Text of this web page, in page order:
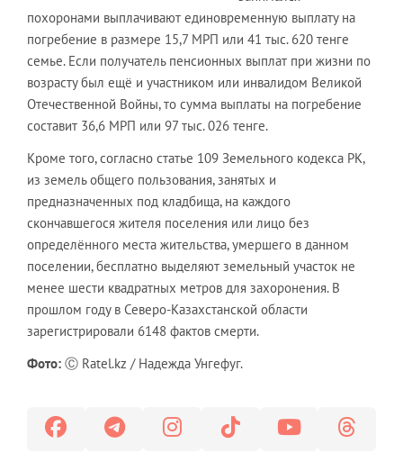
похоронами выплачивают единовременную выплату на
погребение в размере 15,7 МРП или 41 тыс. 620 тенге
семье. Если получатель пенсионных выплат при жизни по
возрасту был ещё и участником или инвалидом Великой
Отечественной Войны, то сумма выплаты на погребение
составит 36,6 МРП или 97 тыс. 026 тенге.
Кроме того, согласно статье 109 Земельного кодекса РК,
из земель общего пользования, занятых и
предназначенных под кладбища, на каждого
скончавшегося жителя поселения или лицо без
определённого места жительства, умершего в данном
поселении, бесплатно выделяют земельный участок не
менее шести квадратных метров для захоронения. В
прошлом году в Северо-Казахстанской области
зарегистрировали 6148 фактов смерти.
Фото: Ⓒ Ratel.kz / Надежда Унгефуг.